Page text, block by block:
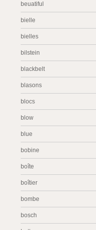
beuatiful
bielle
bielles
bilstein
blackbelt
blasons
blocs
blow
blue
bobine
boîte
boîtier
bombe
bosch